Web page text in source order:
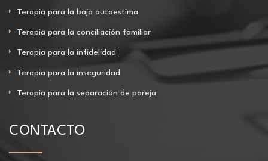
Terapia para la baja autoestima
Terapia para la conciliación familiar
Terapia para la infidelidad
Terapia para la inseguridad
Terapia para la separación de pareja
CONTACTO